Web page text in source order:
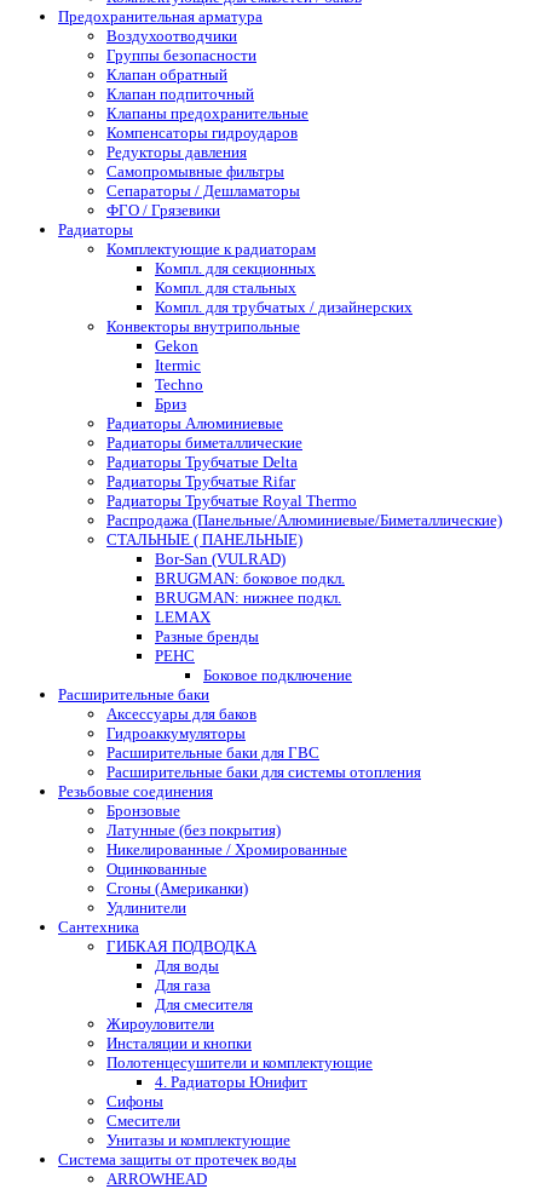
Предохранительная арматура
Воздухоотводчики
Группы безопасности
Клапан обратный
Клапан подпиточный
Клапаны предохранительные
Компенсаторы гидроударов
Редукторы давления
Самопромывные фильтры
Сепараторы / Дешламаторы
ФГО / Грязевики
Радиаторы
Комплектующие к радиаторам
Компл. для секционных
Компл. для стальных
Компл. для трубчатых / дизайнерских
Конвекторы внутрипольные
Gekon
Itermic
Techno
Бриз
Радиаторы Алюминиевые
Радиаторы биметаллические
Радиаторы Трубчатые Delta
Радиаторы Трубчатые Rifar
Радиаторы Трубчатые Royal Thermo
Распродажа (Панельные/Алюминиевые/Биметаллические)
СТАЛЬНЫЕ ( ПАНЕЛЬНЫЕ)
Bor-San (VULRAD)
BRUGMAN: боковое подкл.
BRUGMAN: нижнее подкл.
LEMAX
Разные бренды
РЕНС
Боковое подключение
Расширительные баки
Аксессуары для баков
Гидроаккумуляторы
Расширительные баки для ГВС
Расширительные баки для системы отопления
Резьбовые соединения
Бронзовые
Латунные (без покрытия)
Никелированные / Хромированные
Оцинкованные
Сгоны (Американки)
Удлинители
Сантехника
ГИБКАЯ ПОДВОДКА
Для воды
Для газа
Для смесителя
Жироуловители
Инсталяции и кнопки
Полотенцесушители и комплектующие
4. Радиаторы Юнифит
Сифоны
Смесители
Унитазы и комплектующие
Система защиты от протечек воды
ARROWHEAD